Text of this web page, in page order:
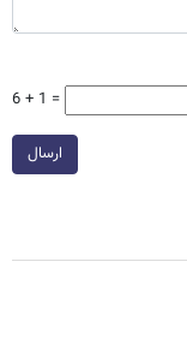
6 + 1 =
ارسال